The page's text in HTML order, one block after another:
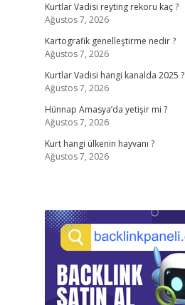
Kurtlar Vadisi reyting rekoru kaç ?
Ağustos 7, 2026
Kartografik genelleştirme nedir ?
Ağustos 7, 2026
Kurtlar Vadisi hangi kanalda 2025 ?
Ağustos 7, 2026
Hünnap Amasya’da yetişir mi ?
Ağustos 7, 2026
Kurt hangi ülkenin hayvanı ?
Ağustos 7, 2026